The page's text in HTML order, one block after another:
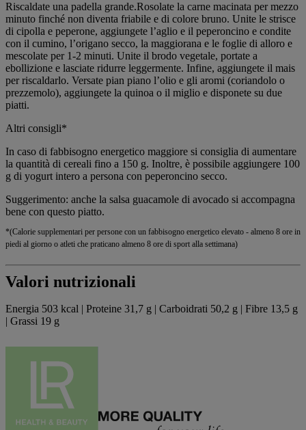
Riscaldate una padella grande.Rosolate la carne macinata per mezzo
minuto finché non diventa friabile e di colore bruno. Unite le strisce
di cipolla e peperone, aggiungete l’aglio e il peperoncino e condite
con il cumino, l’origano secco, la maggiorana e le foglie di alloro e
mescolate per 1-2 minuti. Unite il brodo vegetale, portate a
ebollizione e lasciate ridurre leggermente. Infine, aggiungete il mais
per riscaldarlo. Versate pian piano l’olio e gli aromi (coriandolo o
prezzemolo), aggiungete la quinoa o il miglio e disponete su due
piatti.
Altri consigli*
In caso di fabbisogno energetico maggiore si consiglia di aumentare
la quantità di cereali fino a 150 g. Inoltre, è possibile aggiungere 100
g di yogurt intero a persona con peperoncino secco.
Suggerimento: anche la salsa guacamole di avocado si accompagna
bene con questo piatto.
*(Calorie supplementari per persone con un fabbisogno energetico elevato - almeno 8 ore in
piedi al giorno o atleti che praticano almeno 8 ore di sport alla settimana)
Valori nutrizionali
Energia 503 kcal | Proteine 31,7 g | Carboidrati 50,2 g | Fibre 13,5 g
| Grassi 19 g